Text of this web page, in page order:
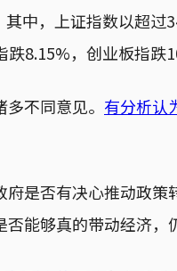
中，上证指数以超过
8.15%，创业板指跌
不同意见。 有分析认
是否有决心推动政策
能够真的带动经济，